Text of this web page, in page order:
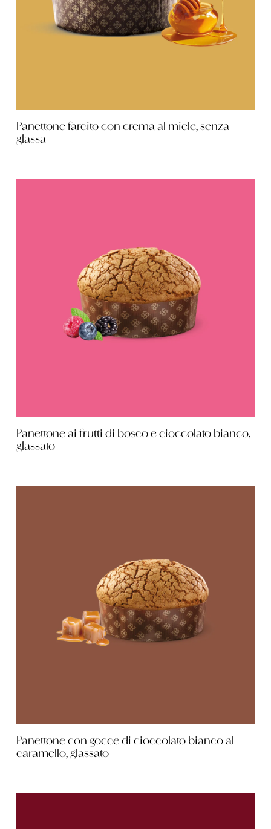
Panettone farcito con crema al miele, senza
glassa
Panettone ai frutti di bosco e cioccolato bianco,
glassato
Panettone con gocce di cioccolato bianco al
caramello, glassato